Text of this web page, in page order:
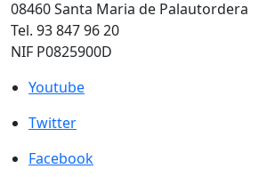
08460 Santa Maria de Palautordera
Tel. 93 847 96 20
NIF P0825900D
Youtube
Youtube
Twitter
Twitter
Facebook
Facebook